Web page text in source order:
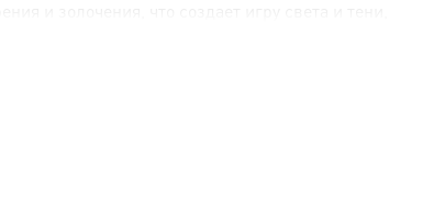
и золочения, что создает игру света и тени,